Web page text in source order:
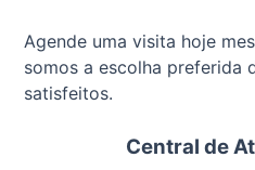
Agende uma visita hoje
somos a escolha preferida
satisfeitos.
Central de